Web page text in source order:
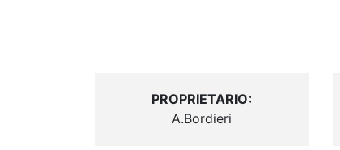
PROPRIETARIO:
A.Bordieri